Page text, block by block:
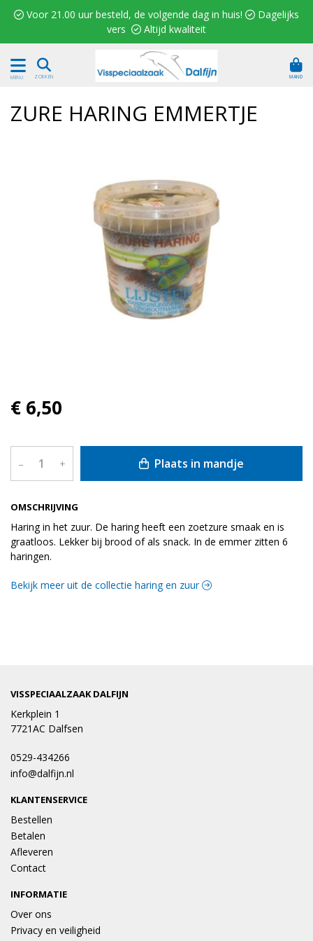
 Voor 21.00 uur besteld, de volgende dag in huis!  Dagelijks
vers  Altijd kwaliteit
MENU ZOEKEN MAND
OMSCHRIJVING
Haring in het zuur. De haring heeft een zoetzure smaak en is
graatloos. Lekker bij brood of als snack. In de emmer zitten 6
haringen.
ZURE HARING EMMERTJE
€ 6,50
– + Plaats in mandje
Bekijk meer uit de collectie haring en zuur
VISSPECIAALZAAK DALFIJN
Kerkplein 1
7721AC Dalfsen
0529-434266
info@dalfijn.nl
KLANTENSERVICE
Bestellen
Betalen
Afleveren
Contact
INFORMATIE
Over ons
Privacy en veiligheid